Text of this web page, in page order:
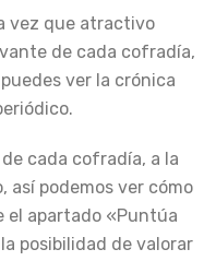
vez que atractivo
de cada cofradía,
ver la crónica
cada cofradía, a la
así podemos ver cómo
el apartado «Puntúa
posibilidad de valorar